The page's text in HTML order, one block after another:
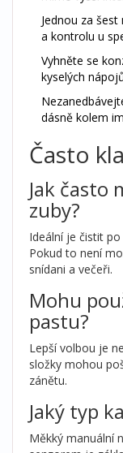
Jednou za
a kontrolu u
Vyhněte se
kyselých
dásně kolem
Často
Jak často
zuby?
Ideální je čistit
Pokud to není
snídani a večeři.
Mohu
pastu?
Lepší volbou je
složky mohou
zánětu.
Jaký typ
Měkký manuální